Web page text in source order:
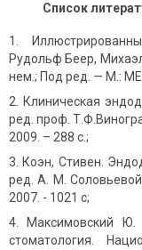
Список
Рудольф Беер,
нем.; Под ред. — М.:
Клиническая
ред. проф.
2009. – 288 с.;
Коэн, Стивен.
ред. А. М.
2007. - 1021 с;
Максимовский
стоматология.